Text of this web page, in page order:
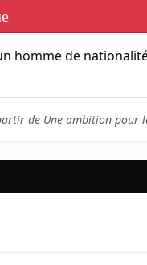
homme de
de Une ambition pour